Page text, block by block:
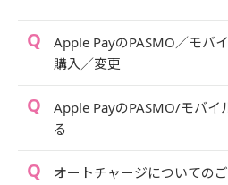
Apple PayのPASMO／モバ
購入／変更
Apple PayのPASMO/モバイ
る
オートチャージについての